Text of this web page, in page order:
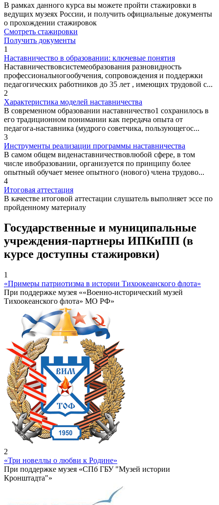
В рамках данного курса вы можете пройти стажировки в
ведущих музеях России, и получить официальные документы
о прохождении стажировок
Смотреть стажировки
Получить документы
1
Наставничество в образовании: ключевые понятия
Наставничествовсистемеобразования разновидность
профессиональногообучения, сопровождения и поддержки
педагогических работников до 35 лет , имеющих трудовой с...
2
Характеристика моделей наставничества
В современном образовании наставничество1 сохранилось в
его традиционном понимании как передача опыта от
педагога-наставника (мудрого советчика, пользующегос...
3
Инструменты реализации программы наставничества
В самом общем виденаставничествовлюбой сфере, в том
числе ивобразовании, организуется по принципу более
опытный обучает менее опытного (нового) члена трудово...
4
Итоговая аттестация
В качестве итоговой аттестации слушатель выполняет эссе по
пройденному материалу
Государственные и муниципальные
учреждения-партнеры ИПКиПП (в
курсе доступны стажировки)
1
«Примеры патриотизма в истории Тихоокеанского флота»
При поддержке музея ««Военно-исторический музей
Тихоокеанского флота» МО РФ»
2
«Три новеллы о любви к Родине»
При поддержке музея «СПб ГБУ "Музей истории
Кронштадта"»